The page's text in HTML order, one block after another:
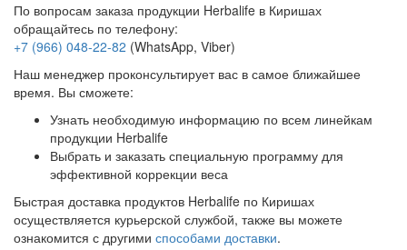
По вопросам заказа продукции Herbalife в Киришах
обращайтесь по телефону:
+7 (966) 048-22-82 (WhatsApp, Viber)
Наш менеджер проконсультирует вас в самое ближайшее
время. Вы сможете:
Узнать необходимую информацию по всем линейкам
продукции Herbalife
Выбрать и заказать специальную программу для
эффективной коррекции веса
Быстрая доставка продуктов Herbalife по Киришах
осуществляется курьерской службой, также вы можете
ознакомится с другими способами доставки.